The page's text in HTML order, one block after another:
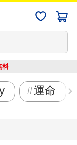
料
運命